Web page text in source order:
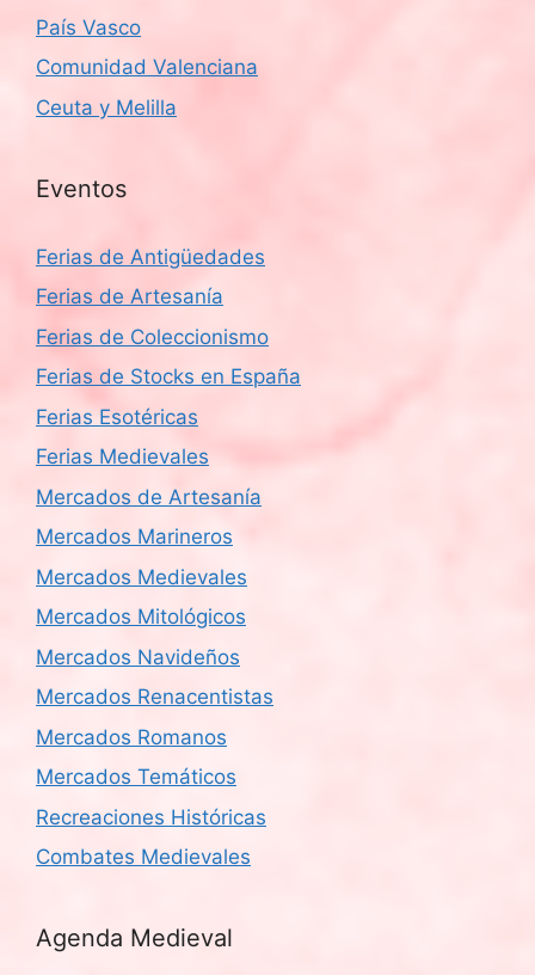
País Vasco
Comunidad Valenciana
Ceuta y Melilla
Eventos
Ferias de Antigüedades
Ferias de Artesanía
Ferias de Coleccionismo
Ferias de Stocks en España
Ferias Esotéricas
Ferias Medievales
Mercados de Artesanía
Mercados Marineros
Mercados Medievales
Mercados Mitológicos
Mercados Navideños
Mercados Renacentistas
Mercados Romanos
Mercados Temáticos
Recreaciones Históricas
Combates Medievales
Agenda Medieval